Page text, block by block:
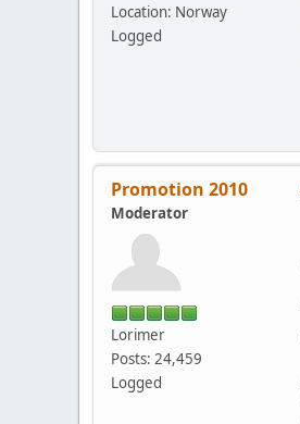
Location: Norway
Logged
Promotion 2010
Moderator
Lorimer
Posts: 24,459
Logged